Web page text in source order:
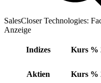
SalesCloser Technologies:
Anzeige
Indizes Kurs %
Aktien Kurs %